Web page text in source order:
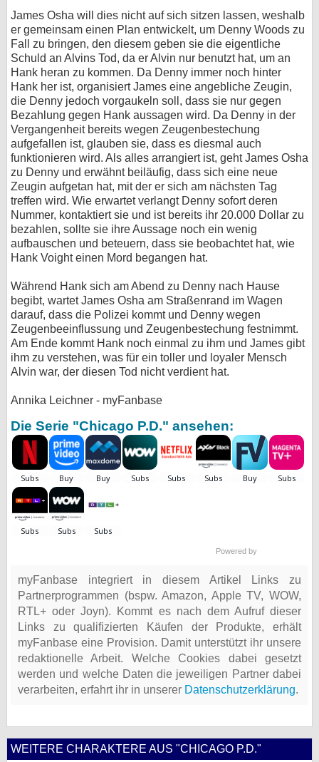
James Osha will dies nicht auf sich sitzen lassen, weshalb
er gemeinsam einen Plan entwickelt, um Denny Woods zu
Fall zu bringen, den diesem geben sie die eigentliche
Schuld an Alvins Tod, da er Alvin nur benutzt hat, um an
Hank heran zu kommen. Da Denny immer noch hinter
Hank her ist, organisiert James eine angebliche Zeugin,
die Denny jedoch vorgaukeln soll, dass sie nur gegen
Bezahlung gegen Hank aussagen wird. Da Denny in der
Vergangenheit bereits wegen Zeugenbestechung
aufgefallen ist, glauben sie, dass es diesmal auch
funktionieren wird. Als alles arrangiert ist, geht James Osha
zu Denny und erwähnt beiläufig, dass sich eine neue
Zeugin aufgetan hat, mit der er sich am nächsten Tag
treffen wird. Wie erwartet verlangt Denny sofort deren
Nummer, kontaktiert sie und ist bereits ihr 20.000 Dollar zu
bezahlen, sollte sie ihre Aussage noch ein wenig
aufbauschen und beteuern, dass sie beobachtet hat, wie
Hank Voight einen Mord begangen hat.
Während Hank sich am Abend zu Denny nach Hause
begibt, wartet James Osha am Straßenrand im Wagen
darauf, dass die Polizei kommt und Denny wegen
Zeugenbeeinflussung und Zeugenbestechung festnimmt.
Am Ende kommt Hank noch einmal zu ihm und James gibt
ihm zu verstehen, was für ein toller und loyaler Mensch
Alvin war, der diesen Tod nicht verdient hat.
Annika Leichner - myFanbase
Die Serie "Chicago P.D." ansehen:
Powered by
myFanbase integriert in diesem Artikel Links zu
Partnerprogrammen (bspw. Amazon, Apple TV, WOW,
RTL+ oder Joyn). Kommt es nach dem Aufruf dieser
Links zu qualifizierten Käufen der Produkte, erhält
myFanbase eine Provision. Damit unterstützt ihr unsere
redaktionelle Arbeit. Welche Cookies dabei gesetzt
werden und welche Daten die jeweiligen Partner dabei
verarbeiten, erfahrt ihr in unserer Datenschutzerklärung.
WEITERE CHARAKTERE AUS "CHICAGO P.D."